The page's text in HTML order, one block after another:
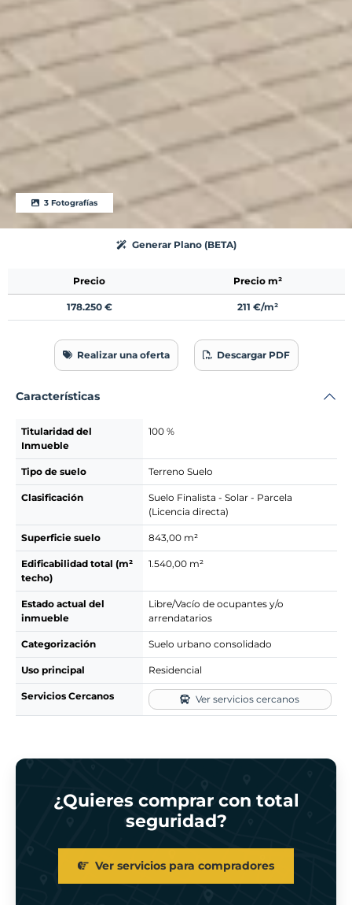
3 Fotografías
Generar Plano (BETA)
Precio Precio m²
178.250 € 211 €/m²
Realizar una oferta Descargar PDF
Características
Titularidad del
Inmueble
100 %
Tipo de suelo Terreno Suelo
Clasificación
Suelo Finalista - Solar - Parcela
(Licencia directa)
Superficie suelo 843,00 m²
Edificabilidad total (m²
techo)
1.540,00 m²
Estado actual del
inmueble
Libre/Vacío de ocupantes y/o
arrendatarios
Categorización Suelo urbano consolidado
Uso principal Residencial
Servicios Cercanos Ver servicios cercanos
¿Quieres comprar con total
seguridad?
Ver servicios para compradores